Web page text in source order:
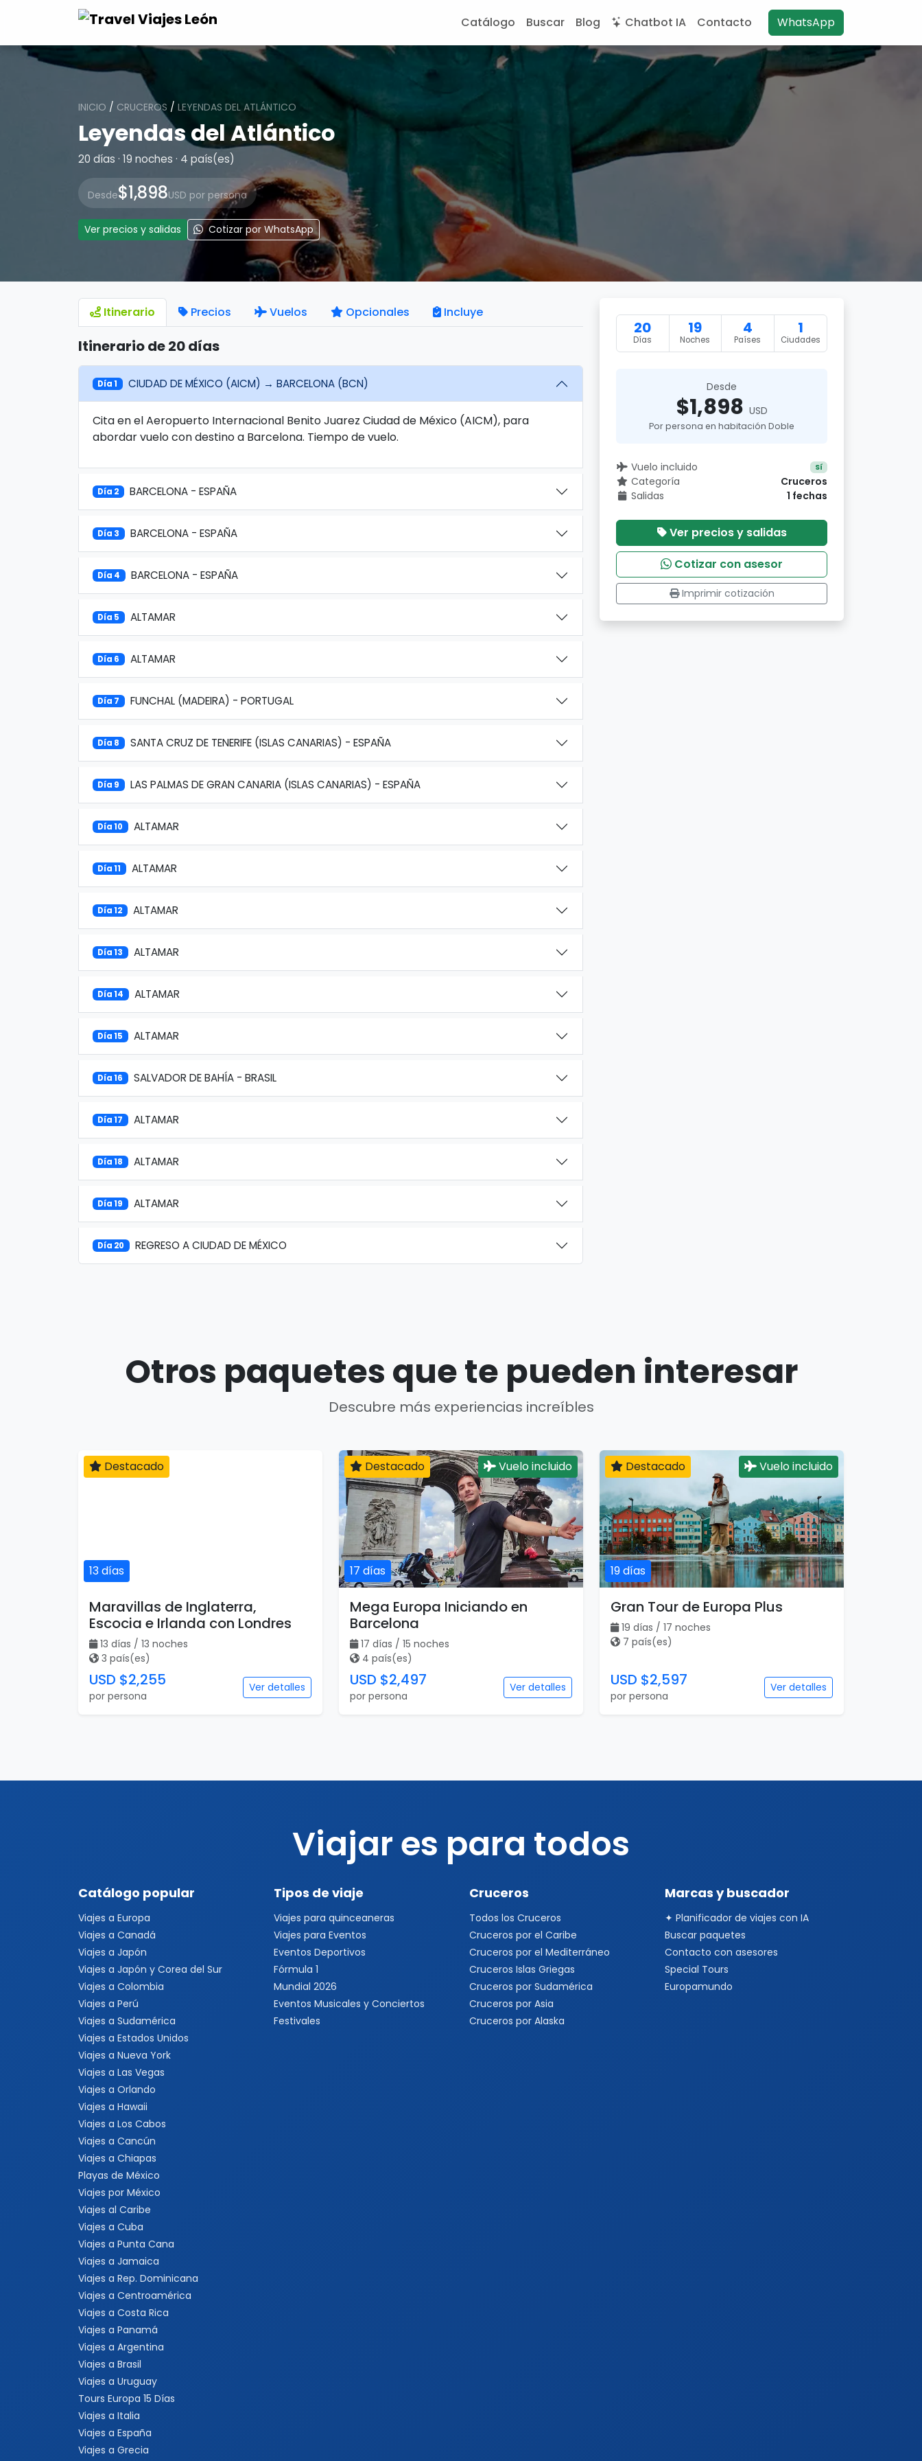
Catálogo Buscar Blog Chatbot IA Contacto WhatsApp
INICIO / CRUCEROS / LEYENDAS DEL ATLÁNTICO
Leyendas del Atlántico
20 días · 19 noches · 4 país(es)
Desde$1,898USD por persona
Ver precios y salidas Cotizar por WhatsApp
Itinerario Precios Vuelos Opcionales Incluye
Itinerario de 20 días
Día 1 CIUDAD DE MÉXICO (AICM) → BARCELONA (BCN)
Cita en el Aeropuerto Internacional Benito Juarez Ciudad de México (AICM), para
abordar vuelo con destino a Barcelona. Tiempo de vuelo.
Día 2 BARCELONA - ESPAÑA
Día 3 BARCELONA - ESPAÑA
Día 4 BARCELONA - ESPAÑA
Día 5 ALTAMAR
Día 6 ALTAMAR
Día 7 FUNCHAL (MADEIRA) - PORTUGAL
Día 8 SANTA CRUZ DE TENERIFE (ISLAS CANARIAS) - ESPAÑA
Día 9 LAS PALMAS DE GRAN CANARIA (ISLAS CANARIAS) - ESPAÑA
Día 10 ALTAMAR
Día 11 ALTAMAR
Día 12 ALTAMAR
Día 13 ALTAMAR
Día 14 ALTAMAR
Día 15 ALTAMAR
Día 16 SALVADOR DE BAHÍA - BRASIL
Día 17 ALTAMAR
Día 18 ALTAMAR
Día 19 ALTAMAR
Día 20 REGRESO A CIUDAD DE MÉXICO
20
Días
19
Noches
4
Países
1
Ciudades
Desde
$1,898 USD
Por persona en habitación Doble
Vuelo incluido Sí
Categoría
Cruceros
Salidas
1 fechas
Ver precios y salidas
Cotizar con asesor
Imprimir cotización
Otros paquetes que te pueden interesar
Descubre más experiencias increíbles
13 días
Destacado
Maravillas de Inglaterra,
Escocia e Irlanda con Londres
13 días / 13 noches
3 país(es)
USD $2,255
por persona
Ver detalles
17 días
Destacado Vuelo incluido
Mega Europa Iniciando en
Barcelona
17 días / 15 noches
4 país(es)
USD $2,497
por persona
Ver detalles
19 días
Destacado Vuelo incluido
Gran Tour de Europa Plus
19 días / 17 noches
7 país(es)
USD $2,597
por persona
Ver detalles
Viajar es para todos
Catálogo popular
Viajes a Europa
Viajes a Canadá
Viajes a Japón
Viajes a Japón y Corea del Sur
Viajes a Colombia
Viajes a Perú
Viajes a Sudamérica
Viajes a Estados Unidos
Viajes a Nueva York
Viajes a Las Vegas
Viajes a Orlando
Viajes a Hawaii
Viajes a Los Cabos
Viajes a Cancún
Viajes a Chiapas
Playas de México
Viajes por México
Viajes al Caribe
Viajes a Cuba
Viajes a Punta Cana
Viajes a Jamaica
Viajes a Rep. Dominicana
Viajes a Centroamérica
Viajes a Costa Rica
Viajes a Panamá
Viajes a Argentina
Viajes a Brasil
Viajes a Uruguay
Tours Europa 15 Días
Viajes a Italia
Viajes a España
Viajes a Grecia
Tipos de viaje
Viajes para quinceaneras
Viajes para Eventos
Eventos Deportivos
Fórmula 1
Mundial 2026
Eventos Musicales y Conciertos
Festivales
Cruceros
Todos los Cruceros
Cruceros por el Caribe
Cruceros por el Mediterráneo
Cruceros Islas Griegas
Cruceros por Sudamérica
Cruceros por Asia
Cruceros por Alaska
Marcas y buscador
✦ Planificador de viajes con IA
Buscar paquetes
Contacto con asesores
Special Tours
Europamundo